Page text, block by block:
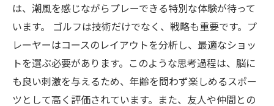
は、潮風を感じながらプレーできる特別な体験が待って
います。 ゴルフは技術だけでなく、戦略も重要です。プ
レーヤーはコースのレイアウトを分析し、最適なショッ
トを選ぶ必要があります。このような思考過程は、脳に
も良い刺激を与えるため、年齢を問わず楽しめるスポー
ツとして高く評価されています。また、友人や仲間との